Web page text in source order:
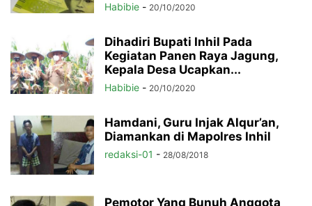
Habibie - 20/10/2020
Dihadiri Bupati Inhil Pada
Kegiatan Panen Raya Jagung,
Kepala Desa Ucapkan...
Habibie - 20/10/2020
Hamdani, Guru Injak Alqur’an,
Diamankan di Mapolres Inhil
redaksi-01 - 28/08/2018
Pemotor Yang Bunuh Anggota